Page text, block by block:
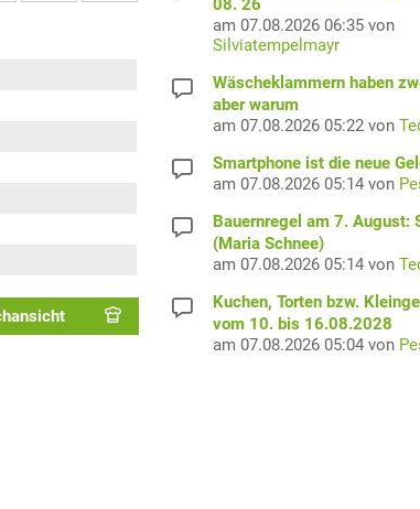
08. 26
am 07.08.2026 06:35 von
Silviatempelmayr
Wäscheklammern haben
aber warum
am 07.08.2026 05:22 von
Smartphone ist die neue
am 07.08.2026 05:14 von
Bauernregel am 7. August:
(Maria Schnee)
am 07.08.2026 05:14 von
Kuchen, Torten bzw.
vom 10. bis 16.08.2028
am 07.08.2026 05:04 von